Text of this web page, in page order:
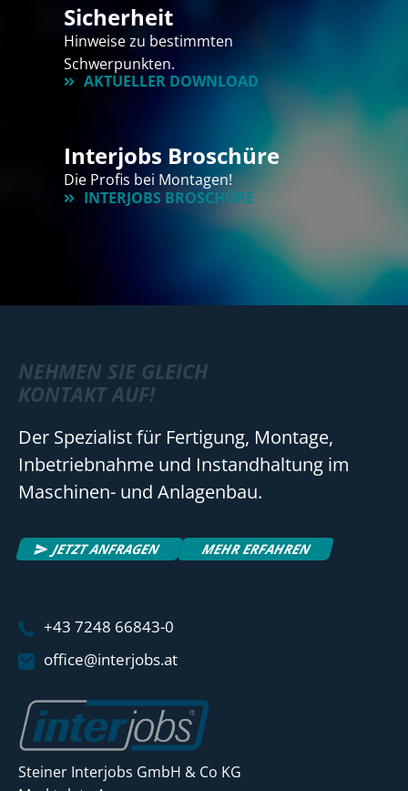
Sicherheit
Hinweise zu bestimmten
Schwerpunkten.
AKTUELLER DOWNLOAD
Interjobs Broschüre
Die Profis bei Montagen!
INTERJOBS BROSCHÜRE
NEHMEN SIE GLEICH
KONTAKT AUF!
Der Spezialist für Fertigung, Montage,
Inbetriebnahme und Instandhaltung im
Maschinen- und Anlagenbau.
JETZT ANFRAGEN MEHR ERFAHREN
+43 7248 66843-0
office@interjobs.at
Steiner Interjobs GmbH & Co KG